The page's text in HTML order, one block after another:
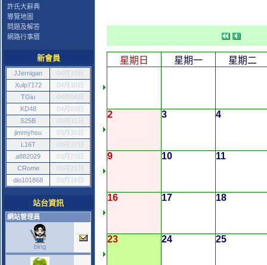
許氏大辭典
導覽地圖
問題及解答
網路行事曆
新會員
JJernigan
04月10日
Xulp7172
04月10日
TGiu
04月04日
KD48
04月03日
S25B
03月31日
jimmyhsu
03月30日
L16T
03月27日
a882029
03月23日
CRome
03月21日
dio101868
03月19日
站台資訊
網站管理員
bing
星期日 星期一 星期二
2 3 4
9 10 11
16 17 18
23 24 25